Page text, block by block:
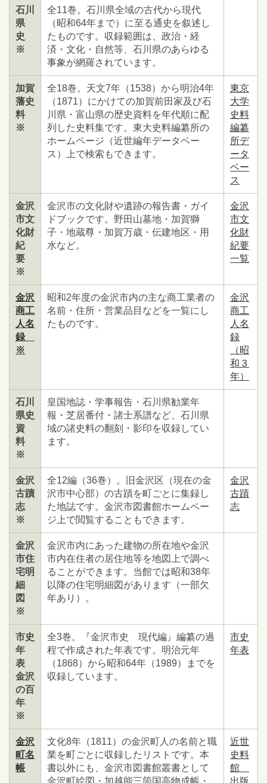
石川
県
史
※
全11巻。石川県全域の古代から現代
（昭和64年まで）に至る通史を叙述し
たものです。収録範囲は、政治・経
済・文化・自然等、石川県のあらゆる
事象が網羅されています。
加賀
藩史
料
※
全18巻。天文7年（1538）から明治4年
（1871）にかけての加賀前田家及び石
川県・富山県の歴史資料を年代順に配
列した史料集です。東大史料編纂所の
ホームページ（近世編年データベー
ス）上で検索もできます。
東京
大学
史料
編纂
所デ
ータ
ベー
ス
金沢
市文
化財
紀
要
※
金沢市の文化財や遺跡の報告書・ガイ
ドブックです。野田山墓地・加賀獅
子・地蔵尊・加賀万歳・伝建地区・用
水など。
金沢
市文
化財
紀要
一覧
金沢
商工
人名
録
※
昭和2年度の金沢市内の主な商工業者の
名前・住所・営業品目などを一覧にし
たものです。
金沢
商工
人名
録
（昭
和３
年）
石川
県史
資
料
※
皇国地誌・学事報告・石川県勧業年
報・芝居番付・諸士系譜など、石川県
域の諸史料の翻刻・影印を収録してい
ます。
金沢
古蹟
志
※
全12編（36巻）。旧金沢区（現在の金
沢市中心部）の古蹟を町ごとに集録し
た地誌です。金沢市図書館ホームペー
ジ上で閲覧することもできます。
金沢
古蹟
志
金沢
市住
宅明
細
図
※
金沢市内にあった建物の所在地や金沢
市内在住者の居住地等を地図上で調べ
ることができます。当館では昭和38年
以降の住宅明細図があります（一部欠
年あり）。
市史
年
表
金沢
の百
年
※
全3巻。『金沢市史 現代編』編纂の過
程で作成された年表です。明治元年
（1868）から昭和64年（1989）までを
収録しています。
市史
年表
金沢
町名
帳
文化8年（1811）の金沢町人の名前と職
業を町ごとに収録したリストです。本
書以外にも、金沢市図書館叢書として
金沢町絵図・加越能三箇国高物成帳・
近世
史料
館
出版